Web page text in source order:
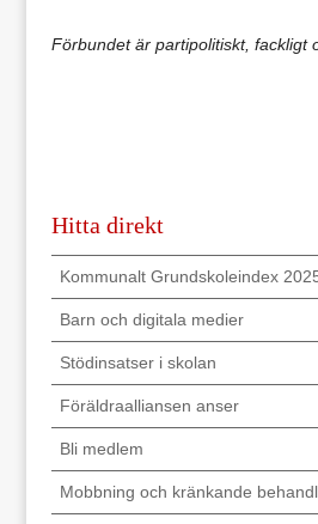
Förbundet är partipolitiskt, fackligt
Hitta direkt
Kommunalt Grundskoleindex
Barn och digitala medier
Stödinsatser i skolan
Föräldraalliansen anser
Bli medlem
Mobbning och kränkande